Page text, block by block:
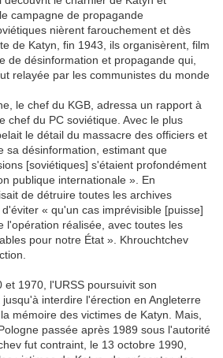
campagne de propagande
nièrent farouchement et dès
de Katyn, fin 1943, ils organisèrent, film
de désinformation et propagande qui,
relayée par les communistes du monde
le chef du KGB, adressa un rapport à
chef du PC soviétique. Avec le plus
le détail du massacre des officiers et
sa désinformation, estimant que
[soviétiques] s'étaient profondément
publique internationale ». En
de détruire toutes les archives
« qu'un cas imprévisible [puisse]
l'opération réalisée, avec toutes les
pour notre État ». Khrouchtchev
et 1970, l'URSS poursuivit son
interdire l'érection en Angleterre
mémoire des victimes de Katyn. Mais,
passée après 1989 sous l'autorité
fut contraint, le 13 octobre 1990,